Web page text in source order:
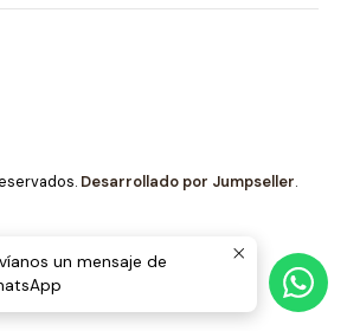
Desarrollado por Jumpseller.
un mensaje de